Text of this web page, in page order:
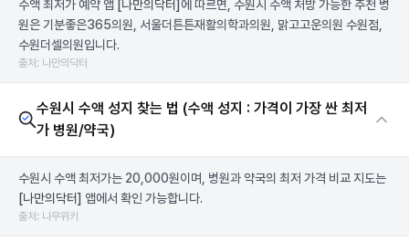
수액 최저가 예약 앱 [나만의닥터] 에 따르면, 수원시 수액 처방 가능한 추천 병
원은 기분좋은365의원, 서울더튼튼재활의학과의원, 맑고고운의원 수원점,
수원더셀의원입니다.
출처: 나만의닥터
수원시 수액 성지 찾는 법 (수액 성지 : 가격이 가장 싼 최저
가 병원/약국)
수원시 수액 최저가는 20,000원이며, 병원과 약국의 최저 가격 비교 지도는
[나만의닥터] 앱에서 확인 가능합니다.
출처: 나무위키